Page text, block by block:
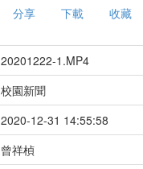
分享 下載 收藏
20201222-1.MP4
校園新聞
2020-12-31 14:55:58
曾祥楨